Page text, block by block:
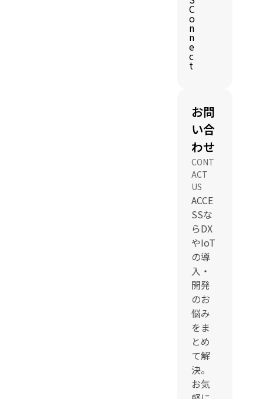
C
o
n
n
e
c
t
お問
い合
わせ
CONT
ACT
US
ACCE
SSな
らDX
やIoT
の導
入・
開発
のお
悩み
をま
とめ
て解
決。
お気